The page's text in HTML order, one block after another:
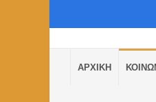
ΑΡΧΙΚΗ